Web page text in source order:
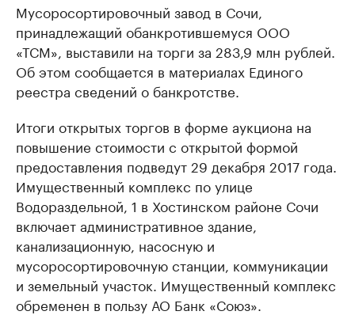
Мусоросортировочный завод в Сочи,
принадлежащий обанкротившемуся ООО
«ТСМ», выставили на торги за 283,9 млн рублей.
Об этом сообщается в материалах Единого
реестра сведений о банкротстве.
Итоги открытых торгов в форме аукциона на
повышение стоимости с открытой формой
предоставления подведут 29 декабря 2017 года.
Имущественный комплекс по улице
Водораздельной, 1 в Хостинском районе Сочи
включает административное здание,
канализационную, насосную и
мусоросортировочную станции, коммуникации
и земельный участок. Имущественный комплекс
обременен в пользу АО Банк «Союз».